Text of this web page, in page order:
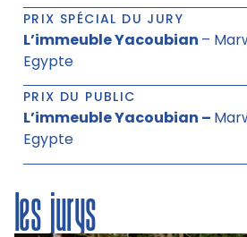
PRIX SPÉCIAL DU JURY
L’immeuble Yacoubian –
Egypte
PRIX DU PUBLIC
L’immeuble Yacoubian –
Egypte
les jurys